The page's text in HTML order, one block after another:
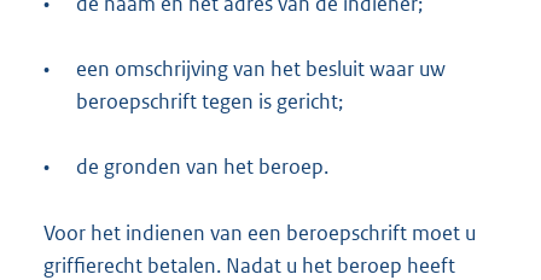
•
een omschrijving van het besluit waar uw
beroepschrift tegen is gericht;
• de gronden van het beroep.
Voor het indienen van een beroepschrift moet u
griffierecht betalen. Nadat u het beroep heeft